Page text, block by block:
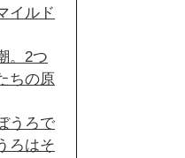
イルド
。2つ
ちの原
うろで
ろはそ